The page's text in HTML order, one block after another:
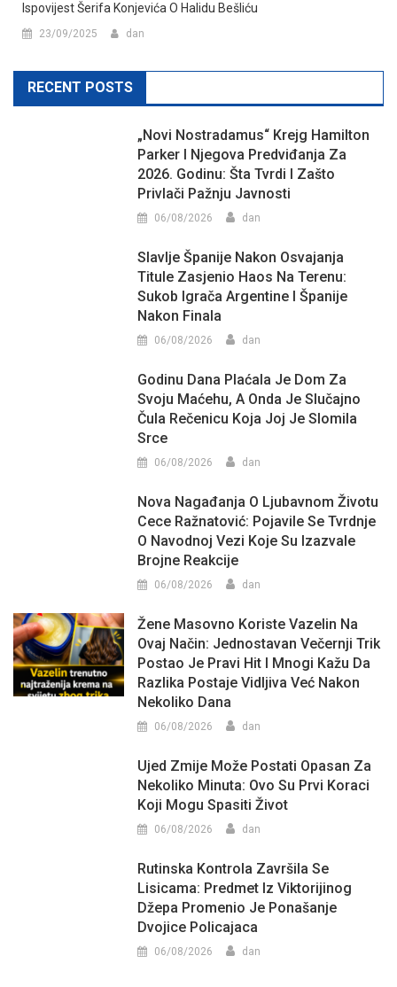
Ispovijest Šerifa Konjevića O Halidu Bešliću
23/09/2025 dan
RECENT POSTS
„Novi Nostradamus“ Krejg Hamilton
Parker I Njegova Predviđanja Za
2026. Godinu: Šta Tvrdi I Zašto
Privlači Pažnju Javnosti
06/08/2026 dan
Slavlje Španije Nakon Osvajanja
Titule Zasjenio Haos Na Terenu:
Sukob Igrača Argentine I Španije
Nakon Finala
06/08/2026 dan
Godinu Dana Plaćala Je Dom Za
Svoju Maćehu, A Onda Je Slučajno
Čula Rečenicu Koja Joj Je Slomila
Srce
06/08/2026 dan
Nova Nagađanja O Ljubavnom Životu
Cece Ražnatović: Pojavile Se Tvrdnje
O Navodnoj Vezi Koje Su Izazvale
Brojne Reakcije
06/08/2026 dan
Žene Masovno Koriste Vazelin Na
Ovaj Način: Jednostavan Večernji Trik
Postao Je Pravi Hit I Mnogi Kažu Da
Razlika Postaje Vidljiva Već Nakon
Nekoliko Dana
06/08/2026 dan
Ujed Zmije Može Postati Opasan Za
Nekoliko Minuta: Ovo Su Prvi Koraci
Koji Mogu Spasiti Život
06/08/2026 dan
Rutinska Kontrola Završila Se
Lisicama: Predmet Iz Viktorijinog
Džepa Promenio Je Ponašanje
Dvojice Policajaca
06/08/2026 dan